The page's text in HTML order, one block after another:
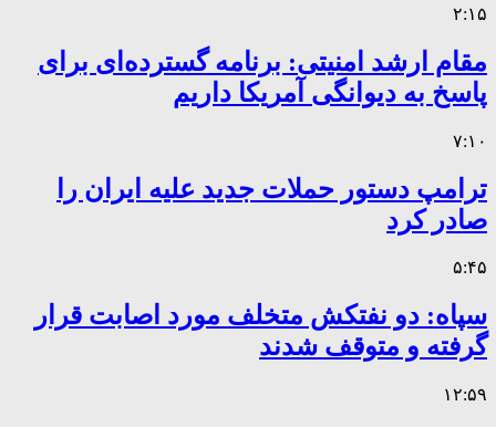
۲:۱۵
مقام ارشد امنیتی: برنامه گسترده‌ای برای
پاسخ به دیوانگی آمریکا داریم
۷:۱۰
ترامپ دستور حملات جدید علیه ایران را
صادر کرد
۵:۴۵
سپاه: دو نفتکش متخلف مورد اصابت قرار
گرفته و متوقف شدند
۱۲:۵۹